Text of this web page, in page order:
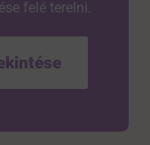
felé terelni.